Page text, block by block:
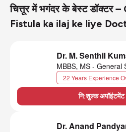
चित्तूर में भगंदर के बेस्ट डॉक्टर
Fistula ka ilaj ke liye
Dr. M. Senthil
MBBS, MS - General
22 Years Experience
नि:शुल्क
Dr. Anand